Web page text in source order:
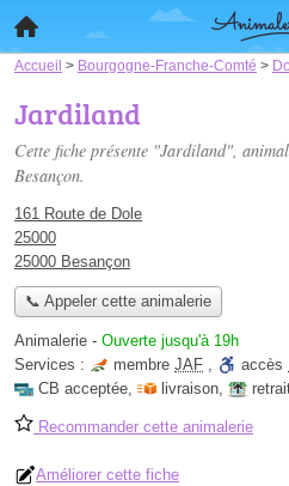
Accueil > Bourgogne-Franche-Comté >
Jardiland
Cette fiche présente "Jardiland",
Besançon.
161 Route de Dole
25000
25000 Besançon
📞 Appeler cette animalerie
Animalerie - Ouverte jusqu'à 19h
Services :
membre JAF , accès
CB acceptée, livraison,
Recommander cette animalerie
Améliorer cette fiche